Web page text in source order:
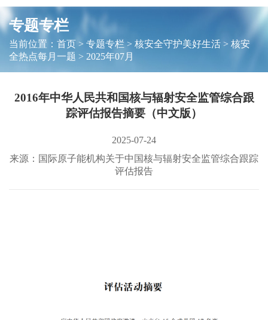
专题专栏
当前位置： 首页> 专题专栏> 核安全守护美好生活> 核安
全热点每月一题 > 2025年07月
2016年中华人民共和国核与辐射安全监管综合跟
踪评估报告摘要（中文版）
2025-07-24
来源：国际原子能机构关于中国核与辐射安全监管综合跟踪
评估报告